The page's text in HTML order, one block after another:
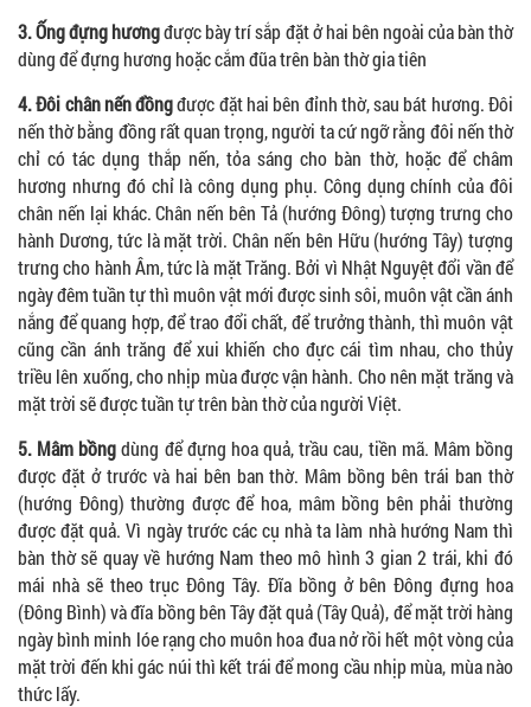
3. Ống đựng hươngđược bày trí sắp đặt ở hai bên ngoài của bàn thờ
dùng để đựng hương hoặc cắm đũa trên bàn thờ gia tiên
4. Đôi chân nến đồngđược đặt hai bên đỉnh thờ, sau bát hương. Đôi
nến thờ bằng đồng rất quan trọng, người ta cứ ngỡ rằng đôi nến thờ
chỉ có tác dụng thắp nến, tỏa sáng cho bàn thờ, hoặc để châm
hương nhưng đó chỉ là công dụng phụ. Công dụng chính của đôi
chân nến lại khác. Chân nến bên Tả (hướng Đông) tượng trưng cho
hành Dương, tức là mặt trời. Chân nến bên Hữu (hướng Tây) tượng
trưng cho hành Âm, tức là mặt Trăng. Bởi vì Nhật Nguyệt đổi vần để
ngày đêm tuần tự thì muôn vật mới được sinh sôi, muôn vật cần ánh
nắng để quang hợp, để trao đổi chất, để trưởng thành, thì muôn vật
cũng cần ánh trăng để xui khiến cho đực cái tìm nhau, cho thủy
triều lên xuống, cho nhịp mùa được vận hành. Cho nên mặt trăng và
mặt trời sẽ được tuần tự trên bàn thờ của người Việt.
5. Mâm bồngdùng để đựng hoa quả, trầu cau, tiền mã. Mâm bồng
được đặt ở trước và hai bên ban thờ. Mâm bồng bên trái ban thờ
(hướng Đông) thường được để hoa, mâm bồng bên phải thường
được đặt quả. Vì ngày trước các cụ nhà ta làm nhà hướng Nam thì
bàn thờ sẽ quay về hướng Nam theo mô hình 3 gian 2 trái, khi đó
mái nhà sẽ theo trục Đông Tây. Đĩa bồng ở bên Đông đựng hoa
(Đông Bình) và đĩa bồng bên Tây đặt quả (Tây Quả), để mặt trời hàng
ngày bình minh lóe rạng cho muôn hoa đua nở rồi hết một vòng của
mặt trời đến khi gác núi thì kết trái để mong cầu nhịp mùa, mùa nào
thức lấy.